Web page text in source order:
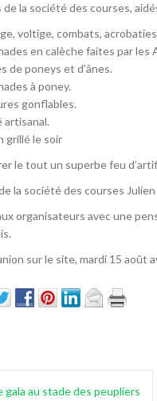
la société des courses,
voltige, combats,
en calèche faites par les
de poneys et d’ânes.
à poney.
gonflables.
artisanal.
grillé le soir
le tout un superbe feu
la société des courses
organisateurs avec une
sur le site, mardi 15 août
gala au stade des peupliers